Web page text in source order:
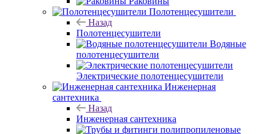
Полотенцесушители
Назад
Полотенцесушители
Водяные
полотенцесушители
Электрические полотенцесушители
Инженерная
сантехника
Назад
Инженерная сантехника